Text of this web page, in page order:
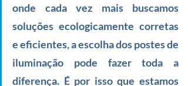
onde cada vez mais buscamos
soluções ecologicamente corretas
e eficientes, a escolha dos postes de
iluminação pode fazer toda a
diferença. É por isso que estamos